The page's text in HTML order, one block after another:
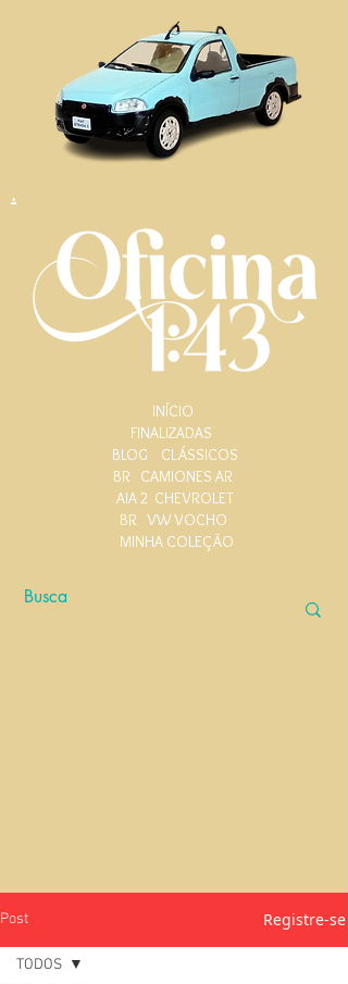
.
INÍCIO
FINALIZADAS
BLOG
CLÁSSICOS
BR CAMIONES AR
AIA 2 CHEVROLET
BR VW VOCHO
MINHA COLEÇÃO
Post Registre-se
TODOS